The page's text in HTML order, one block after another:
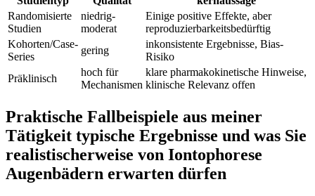
Randomisierte
Studien
niedrig-
moderat
Einige positive Effekte, aber
reproduzierbarkeitsbedürftig
Kohorten/Case-
Series
gering
inkonsistente Ergebnisse, ‌Bias-
Risiko
Präklinisch
hoch für‍
Mechanismen
klare pharmakokinetische Hinweise,
klinische⁢ Relevanz offen
Praktische Fallbeispiele aus meiner
Tätigkeit ‍typische Ergebnisse und​ was Sie
realistischerweise von⁤ Iontophorese
Augenbädern erwarten dürfen